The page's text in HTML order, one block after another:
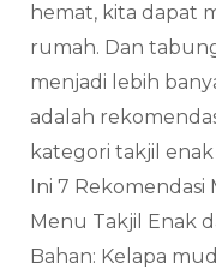
hemat, kita dapat
rumah. Dan
menjadi lebih
adalah
kategori takjil enak
Ini 7
Menu Takjil Enak
Bahan: Kelapa